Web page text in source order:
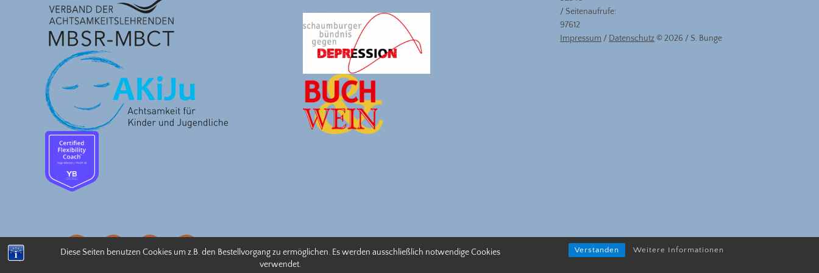
Diese Seiten benutzen Cookies um z.B. den Bestellvorgang zu ermöglichen. Es werden ausschließlich notwendige Cookies
verwendet.
Verstanden Weitere Informationen
/ Seitenaufrufe:
97612
Impressum / Datenschutz © 2026 / S. Bunge
Datenschutzerkärung